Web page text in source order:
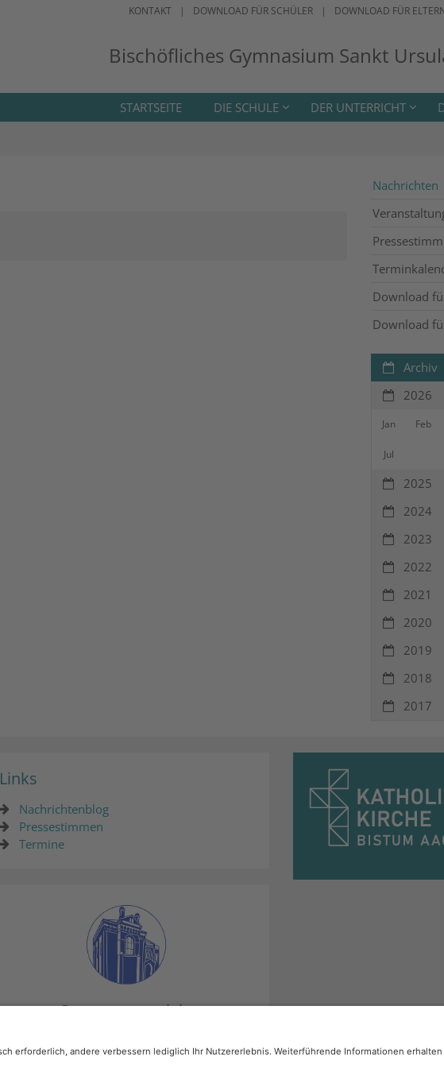
KONTAKT DOWNLOAD FÜR SCHÜLER DOWNLOAD FÜR
Bischöfliches Gymnasium Sankt
STARTSEITE DIE SCHULE DER UNTERRICHT
Nachrichten
Download
Download
Archiv
2026
Jan Feb
Jul
2025
2024
2023
2022
2021
2020
2019
2018
2017
Links
Nachrichtenblog
Pressestimmen
Termine
Synagogenprojekt